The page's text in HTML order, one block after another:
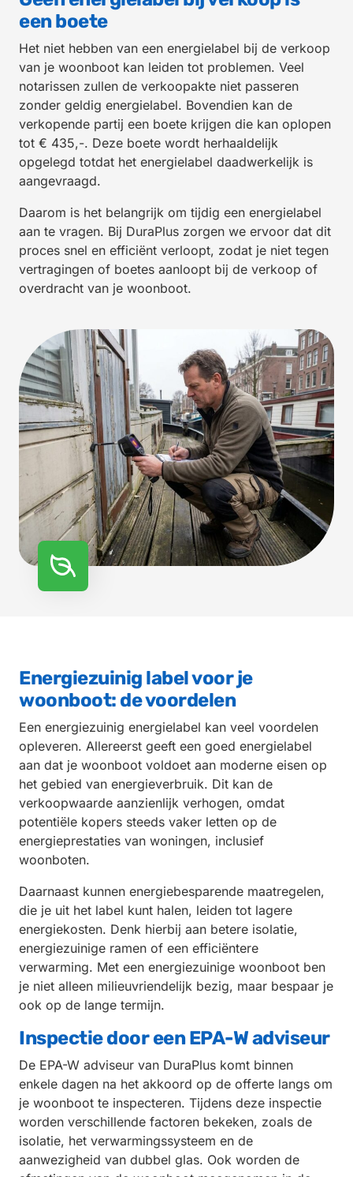
een boete
Het niet hebben van een energielabel bij de verkoop
van je woonboot kan leiden tot problemen. Veel
notarissen zullen de verkoopakte niet passeren
zonder geldig energielabel. Bovendien kan de
verkopende partij een boete krijgen die kan oplopen
tot € 435,-. Deze boete wordt herhaaldelijk
opgelegd totdat het energielabel daadwerkelijk is
aangevraagd.
Daarom is het belangrijk om tijdig een energielabel
aan te vragen. Bij DuraPlus zorgen we ervoor dat dit
proces snel en efficiënt verloopt, zodat je niet tegen
vertragingen of boetes aanloopt bij de verkoop of
overdracht van je woonboot.
Energiezuinig label voor je
woonboot: de voordelen
Een energiezuinig energielabel kan veel voordelen
opleveren. Allereerst geeft een goed energielabel
aan dat je woonboot voldoet aan moderne eisen op
het gebied van energieverbruik. Dit kan de
verkoopwaarde aanzienlijk verhogen, omdat
potentiële kopers steeds vaker letten op de
energieprestaties van woningen, inclusief
woonboten.
Daarnaast kunnen energiebesparende maatregelen,
die je uit het label kunt halen, leiden tot lagere
energiekosten. Denk hierbij aan betere isolatie,
energiezuinige ramen of een efficiëntere
verwarming. Met een energiezuinige woonboot ben
je niet alleen milieuvriendelijk bezig, maar bespaar je
ook op de lange termijn.
Inspectie door een EPA-W adviseur
De EPA-W adviseur van DuraPlus komt binnen
enkele dagen na het akkoord op de offerte langs om
je woonboot te inspecteren. Tijdens deze inspectie
worden verschillende factoren bekeken, zoals de
isolatie, het verwarmingssysteem en de
aanwezigheid van dubbel glas. Ook worden de